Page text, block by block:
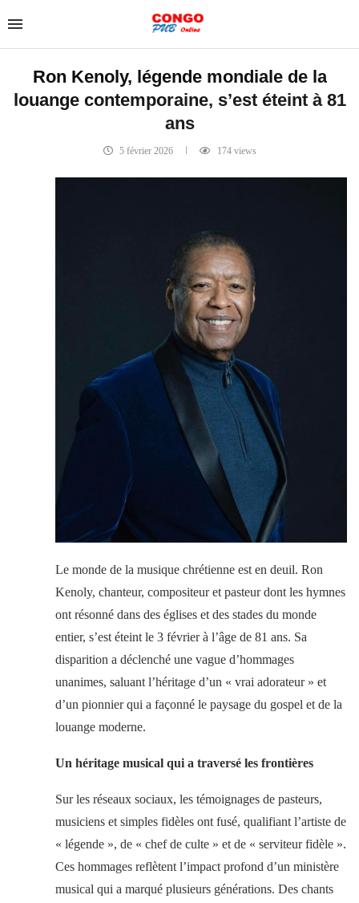
Ron Kenoly, légende mondiale de la
louange contemporaine, s’est éteint à 81
ans
5 février 2026 174views
Le monde de la musique chrétienne est en deuil. Ron
Kenoly, chanteur, compositeur et pasteur dont les hymnes
ont résonné dans des églises et des stades du monde
entier, s’est éteint le 3 février à l’âge de 81 ans. Sa
disparition a déclenché une vague d’hommages
unanimes, saluant l’héritage d’un « vrai adorateur » et
d’un pionnier qui a façonné le paysage du gospel et de la
louange moderne.
Un héritage musical qui a traversé les frontières
Sur les réseaux sociaux, les témoignages de pasteurs,
musiciens et simples fidèles ont fusé, qualifiant l’artiste de
« légende », de « chef de culte » et de « serviteur fidèle ».
Ces hommages reflètent l’impact profond d’un ministère
musical qui a marqué plusieurs générations. Des chants